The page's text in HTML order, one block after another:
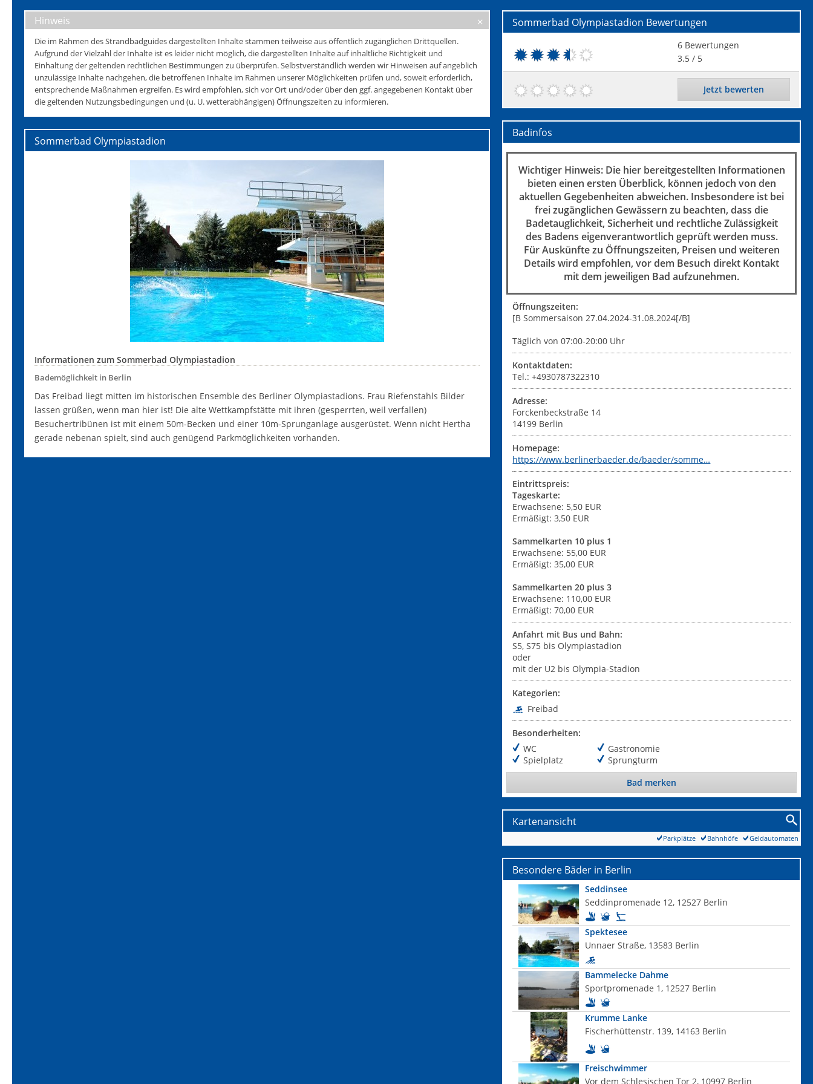
Hinweis
Die im Rahmen des Strandbadguides dargestellten Inhalte stammen teilweise aus öffentlich zugänglichen Drittquellen.
Aufgrund der Vielzahl der Inhalte ist es leider nicht möglich, die dargestellten Inhalte auf inhaltliche Richtigkeit und
Einhaltung der geltenden rechtlichen Bestimmungen zu überprüfen. Selbstverständlich werden wir Hinweisen auf angeblich
unzulässige Inhalte nachgehen, die betroffenen Inhalte im Rahmen unserer Möglichkeiten prüfen und, soweit erforderlich,
entsprechende Maßnahmen ergreifen. Es wird empfohlen, sich vor Ort und/oder über den ggf. angegebenen Kontakt über
die geltenden Nutzungsbedingungen und (u. U. wetterabhängigen) Öffnungszeiten zu informieren.
Sommerbad Olympiastadion
Informationen zum Sommerbad Olympiastadion
Bademöglichkeit in Berlin
Das Freibad liegt mitten im historischen Ensemble des Berliner Olympiastadions. Frau Riefenstahls Bilder
lassen grüßen, wenn man hier ist! Die alte Wettkampfstätte mit ihren (gesperrten, weil verfallen)
Besuchertribünen ist mit einem 50m-Becken und einer 10m-Sprunganlage ausgerüstet. Wenn nicht Hertha
gerade nebenan spielt, sind auch genügend Parkmöglichkeiten vorhanden.
Sommerbad Olympiastadion Bewertungen
6 Bewertungen
3.5 / 5
Jetzt bewerten
Badinfos
Wichtiger Hinweis: Die hier bereitgestellten Informationen
bieten einen ersten Überblick, können jedoch von den
aktuellen Gegebenheiten abweichen. Insbesondere ist bei
frei zugänglichen Gewässern zu beachten, dass die
Badetauglichkeit, Sicherheit und rechtliche Zulässigkeit
des Badens eigenverantwortlich geprüft werden muss.
Für Auskünfte zu Öffnungszeiten, Preisen und weiteren
Details wird empfohlen, vor dem Besuch direkt Kontakt
mit dem jeweiligen Bad aufzunehmen.
Öffnungszeiten:
[B Sommersaison 27.04.2024-31.08.2024[/B]
Täglich von 07:00-20:00 Uhr
Kontaktdaten:
Tel.: +4930787322310
Adresse:
Forckenbeckstraße 14
14199 Berlin
Homepage:
https://www.berlinerbaeder.de/baeder/somme…
Eintrittspreis:
Tageskarte:
Erwachsene: 5,50 EUR
Ermäßigt: 3,50 EUR
Sammelkarten 10 plus 1
Erwachsene: 55,00 EUR
Ermäßigt: 35,00 EUR
Sammelkarten 20 plus 3
Erwachsene: 110,00 EUR
Ermäßigt: 70,00 EUR
Anfahrt mit Bus und Bahn:
S5, S75 bis Olympiastadion
oder
mit der U2 bis Olympia-Stadion
Kategorien:
Freibad
Besonderheiten:
WC
Spielplatz
Gastronomie
Sprungturm
Bad merken
Kartenansicht
Geldautomaten
Bahnhöfe
Parkplätze
Besondere Bäder in Berlin
Seddinsee
Seddinpromenade 12, 12527 Berlin
Spektesee
Unnaer Straße, 13583 Berlin
Bammelecke Dahme
Sportpromenade 1, 12527 Berlin
Krumme Lanke
Fischerhüttenstr. 139, 14163 Berlin
Freischwimmer
Vor dem Schlesischen Tor 2, 10997 Berlin